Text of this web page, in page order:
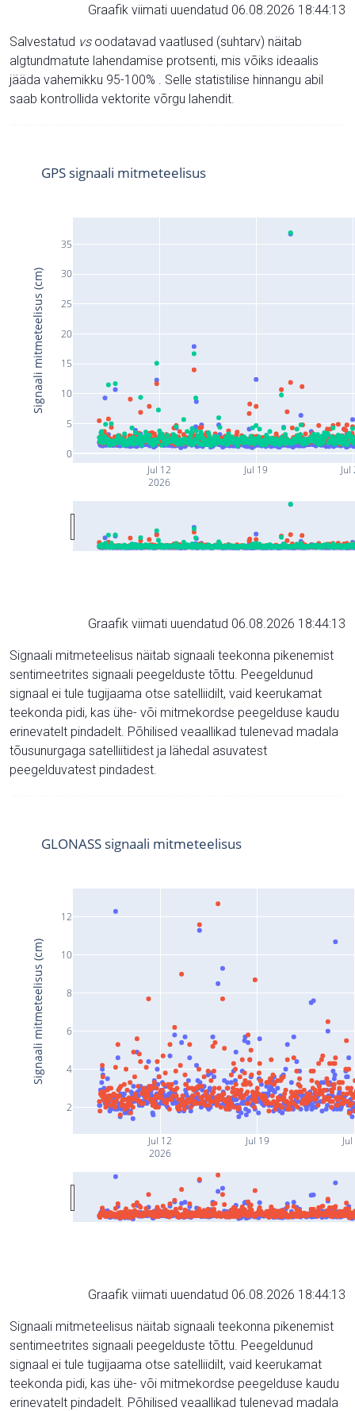
Graafik viimati uuendatud 06.08.2026 18:44:13
Salvestatud vsoodatavad vaatlused (suhtarv) näitab
algtundmatute lahendamise protsenti, mis võiks ideaalis
jääda vahemikku 95-100% . Selle statistilise hinnangu abil
saab kontrollida vektorite võrgu lahendit.
Jul 12
2026
Jul 19 Jul
0
5
10
15
20
25
30
35
GPS signaali mitmeteelisus
Signaali mitmeteelisus (cm)
Graafik viimati uuendatud 06.08.2026 18:44:13
Signaali mitmeteelisus näitab signaali teekonna pikenemist
sentimeetrites signaali peegelduste tõttu. Peegeldunud
signaal ei tule tugijaama otse satelliidilt, vaid keerukamat
teekonda pidi, kas ühe- või mitmekordse peegelduse kaudu
erinevatelt pindadelt. Põhilised veaallikad tulenevad madala
tõusunurgaga satelliitidest ja lähedal asuvatest
peegelduvatest pindadest.
Jul 12
2026
Jul 19
2
4
6
8
10
12
GLONASS signaali mitmeteelisus
Signaali mitmeteelisus (cm)
Graafik viimati uuendatud 06.08.2026 18:44:13
Signaali mitmeteelisus näitab signaali teekonna pikenemist
sentimeetrites signaali peegelduste tõttu. Peegeldunud
signaal ei tule tugijaama otse satelliidilt, vaid keerukamat
teekonda pidi, kas ühe- või mitmekordse peegelduse kaudu
erinevatelt pindadelt. Põhilised veaallikad tulenevad madala